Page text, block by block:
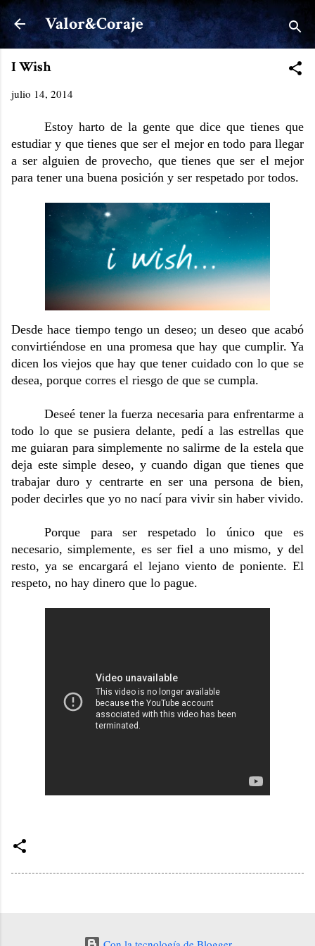
Ir al contenido principal
Valor&Coraje
I Wish
julio 14, 2014
Estoy harto de la gente que dice que tienes que
estudiar y que tienes que ser el mejor en todo para llegar
a ser alguien de provecho, que tienes que ser el mejor
para tener una buena posición y ser respetado por todos.
Desde hace tiempo tengo un deseo; un deseo que acabó
convirtiéndose en una promesa que hay que cumplir. Ya
dicen los viejos que hay que tener cuidado con lo que se
desea, porque corres el riesgo de que se cumpla.
Deseé tener la fuerza necesaria para enfrentarme a
todo lo que se pusiera delante, pedí a las estrellas que
me guiaran para simplemente no salirme de la estela que
deja este simple deseo, y cuando digan que tienes que
trabajar duro y centrarte en ser una persona de bien,
poder decirles que yo no nací para vivir sin haber vivido.
Porque para ser respetado lo único que es
necesario, simplemente, es ser fiel a uno mismo, y del
resto, ya se encargará el lejano viento de poniente. El
respeto, no hay dinero que lo pague.